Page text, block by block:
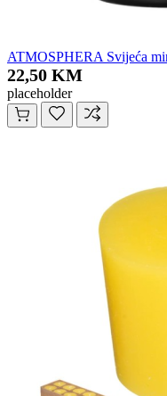
ATMOSPHERA Svijeća
22,50 KM
placeholder